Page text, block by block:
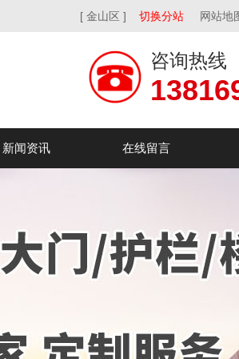
[ 金山区 ] 切换分站 网站地
咨询热线
新闻资讯 在线留言